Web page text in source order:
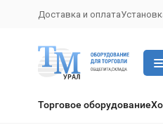
Доставка и оплата
Торговое оборудование